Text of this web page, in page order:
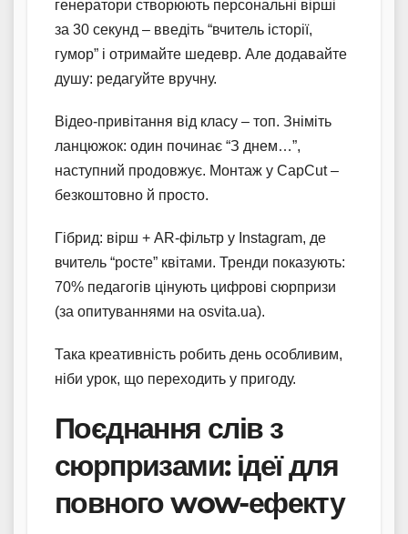
генератори створюють персональні вірші
за 30 секунд – введіть “вчитель історії,
гумор” і отримайте шедевр. Але додавайте
душу: редагуйте вручну.
Відео-привітання від класу – топ. Зніміть
ланцюжок: один починає “З днем…”,
наступний продовжує. Монтаж у CapCut –
безкоштовно й просто.
Гібрид: вірш + AR-фільтр у Instagram, де
вчитель “росте” квітами. Тренди показують:
70% педагогів цінують цифрові сюрпризи
(за опитуваннями на osvita.ua).
Така креативність робить день особливим,
ніби урок, що переходить у пригоду.
Поєднання слів з
сюрпризами: ідеї для
повного wow-ефекту